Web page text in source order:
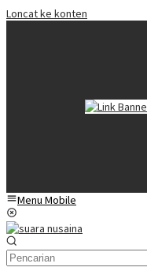
Loncat ke konten
Menu Mobile